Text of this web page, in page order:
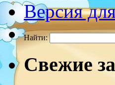
Версия
Найти:
Свежие